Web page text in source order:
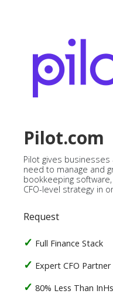
Pilot.com
Pilot gives
need to manage and
bookkeeping
CFO-level strategy in
Request
Full Finance Stack
Expert CFO Partner
80% Less Than